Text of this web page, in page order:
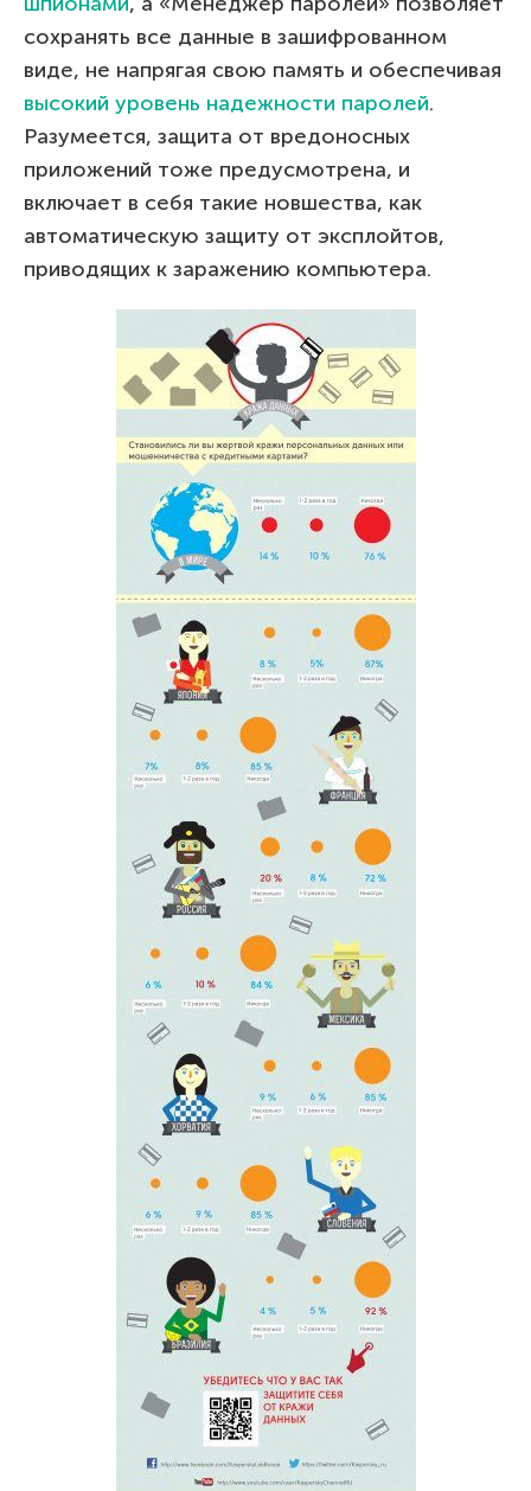
сохранять все данные в зашифрованном
виде, не напрягая свою память и обеспечивая
высокий уровень надежности паролей.
Разумеется, защита от вредоносных
приложений тоже предусмотрена, и
включает в себя такие новшества, как
автоматическую защиту от эксплойтов,
приводящих к заражению компьютера.